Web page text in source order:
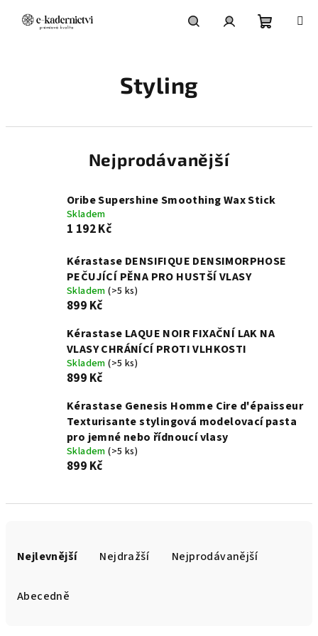
Styling
Nejprodávanější
Oribe Supershine Smoothing Wax Stick
Skladem
1 192 Kč
Kérastase DENSIFIQUE DENSIMORPHOSE
PEČUJÍCÍ PĚNA PRO HUSTŠÍ VLASY
Skladem(>5 ks)
899 Kč
Kérastase LAQUE NOIR FIXAČNÍ LAK NA
VLASY CHRÁNÍCÍ PROTI VLHKOSTI
Skladem(>5 ks)
899 Kč
Kérastase Genesis Homme Cire d'épaisseur
Texturisante stylingová modelovací pasta
pro jemné nebo řídnoucí vlasy
Skladem(>5 ks)
899 Kč
Nejlevnější Nejdražší Nejprodávanější
Abecedně